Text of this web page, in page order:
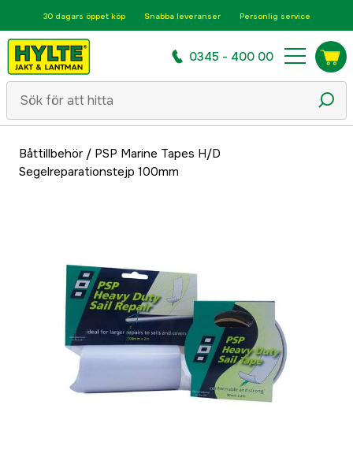
30 dagars öppet köp Snabba leveranser Personlig service
0345 - 400 00
Båttillbehör/ PSP Marine Tapes H/D
Segelreparationstejp 100mm